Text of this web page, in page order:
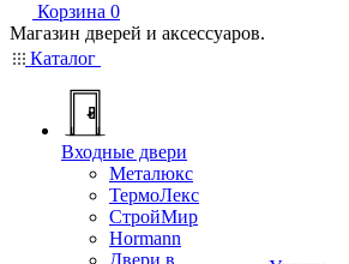
Корзина 0
Магазин дверей и аксессуаров.
Каталог
Входные двери
Металюкс
ТермоЛекс
СтройМир
Hormann
Двери в